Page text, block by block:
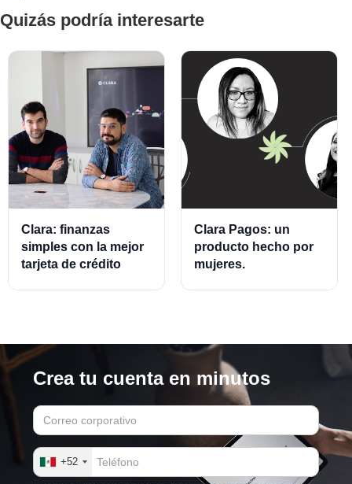
Quizás podría interesarte
Clara: finanzas
simples con la mejor
tarjeta de crédito
Clara Pagos: un
producto hecho por
mujeres.
Crea tu cuenta en minutos
+52